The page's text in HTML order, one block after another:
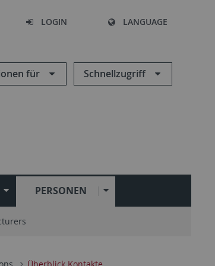
LOGIN LANGUAGE
für Schnellzugriff
PERSONEN
Überblick Kontakte